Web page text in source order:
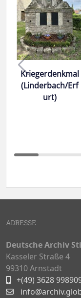
Kriegerdenkmal
(Linderbach/Erf
urt)
ADRESSE
Deutsche Archiv
Kasseler Straße 4
99310 Arnstadt
+(49) 3628